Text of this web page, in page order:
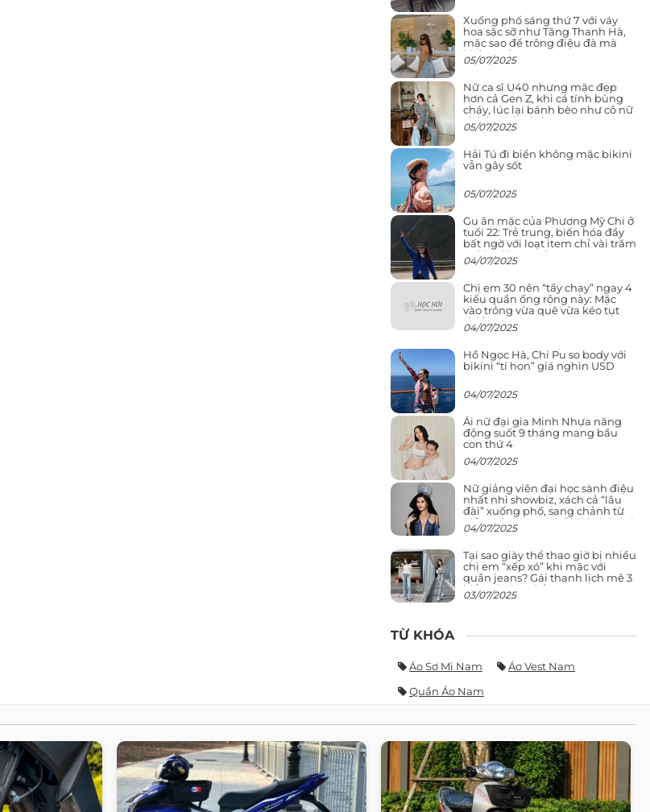
Xuống phố sáng thứ 7 với váy
hoa sặc sỡ như Tăng Thanh Hà,
mặc sao để trông điệu đà mà
không sến
05/07/2025
Nữ ca sĩ U40 nhưng mặc đẹp
hơn cả Gen Z, khi cá tính bùng
cháy, lúc lại bánh bèo như cô nữ
chính ngôn tình
05/07/2025
Hải Tú đi biển không mặc bikini
vẫn gây sốt
05/07/2025
Gu ăn mặc của Phương Mỹ Chi ở
tuổi 22: Trẻ trung, biến hóa đầy
bất ngờ với loạt item chỉ vài trăm
nghìn đã mua được
04/07/2025
Chị em 30 nên “tẩy chay” ngay 4
kiểu quần ống rộng này: Mặc
vào trông vừa quê vừa kéo tụt
chiều cao
04/07/2025
Hồ Ngọc Hà, Chi Pu so body với
bikini “tí hon” giá nghìn USD
04/07/2025
Ái nữ đại gia Minh Nhựa năng
động suốt 9 tháng mang bầu
con thứ 4
04/07/2025
Nữ giảng viên đại học sành điệu
nhất nhì showbiz, xách cả “lâu
đài” xuống phố, sang chảnh từ
giảng đường ra phố khó ai đọ lại
04/07/2025
Tại sao giày thể thao giờ bị nhiều
chị em “xếp xó” khi mặc với
quần jeans? Gái thanh lịch mê 3
kiểu này hơn hẳn
03/07/2025
TỪ KHÓA
Áo Sơ Mi Nam
Áo Vest Nam
Quần Áo Nam